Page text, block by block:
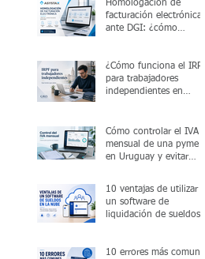
Homologación de
facturación electrónica
ante DGI: ¿cómo
¿Cómo funciona el IRPF
para trabajadores
independientes en
Cómo controlar el IVA
mensual de una pyme
en Uruguay y evitar
10 ventajas de utilizar
un software de
liquidación de sueldos
10 errores más comunes